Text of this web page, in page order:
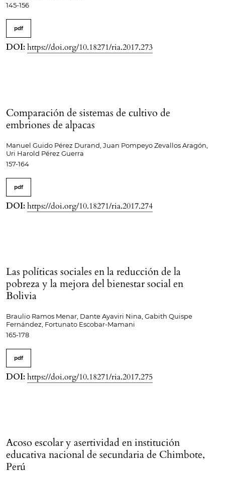
145-156
pdf
DOI: https://doi.org/10.18271/ria.2017.273
Comparación de sistemas de cultivo de
embriones de alpacas
Manuel Guido Pérez Durand, Juan Pompeyo Zevallos Aragón,
Uri Harold Pérez Guerra
157-164
pdf
DOI: https://doi.org/10.18271/ria.2017.274
Las políticas sociales en la reducción de la
pobreza y la mejora del bienestar social en
Bolivia
Braulio Ramos Menar, Dante Ayaviri Nina, Gabith Quispe
Fernández, Fortunato Escobar-Mamani
165-178
pdf
DOI: https://doi.org/10.18271/ria.2017.275
Acoso escolar y asertividad en institución
educativa nacional de secundaria de Chimbote,
Perú